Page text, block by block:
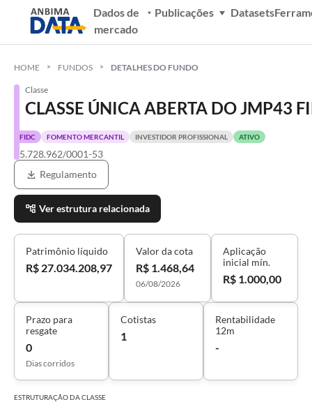
Dados de
mercado
Publicações Datasets
HOME FUNDOS DETALHES DO FUNDO
Classe
CLASSE ÚNICA ABERTA DO JMP43
FIDC FOMENTO MERCANTIL INVESTIDOR PROFISSIONAL ATIVO
55.728.962/0001-53
Regulamento
Ver estrutura relacionada
Patrimônio líquido
R$ 27.034.208,97
Valor da cota
R$ 1.468,64
06/08/2026
Aplicação
inicial mín.
R$ 1.000,00
Prazo para
resgate
0
Dias corridos
Cotistas
1
Rentabilidade
12m
-
ESTRUTURAÇÃO DACLASSE